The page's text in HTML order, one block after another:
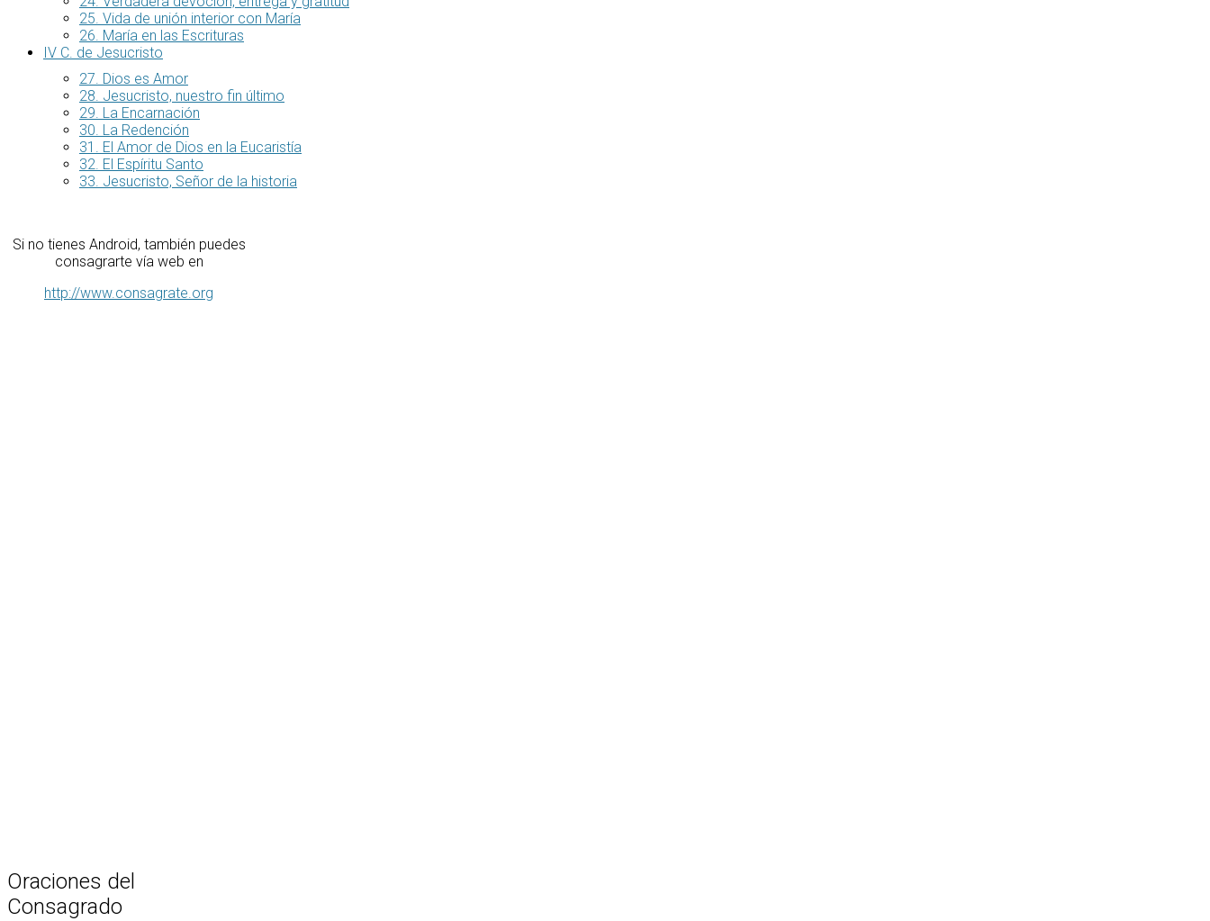
25. Vida de unión interior con María
26. María en las Escrituras
IV C. de Jesucristo
27. Dios es Amor
28. Jesucristo, nuestro fin último
29. La Encarnación
30. La Redención
31. El Amor de Dios en la Eucaristía
32. El Espíritu Santo
33. Jesucristo, Señor de la historia
Si no tienes Android, también puedes
consagrarte vía web en
http://www.consagrate.org
Oraciones del
Consagrado